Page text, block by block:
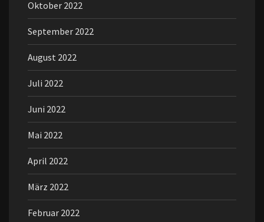
Oktober 2022
September 2022
August 2022
Juli 2022
Juni 2022
Mai 2022
April 2022
März 2022
Februar 2022